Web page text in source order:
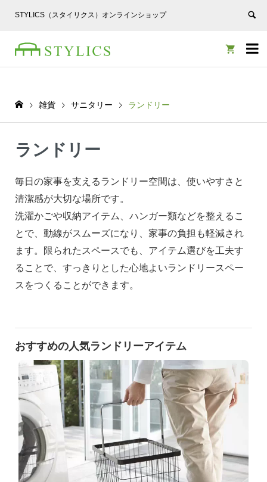
STYLICS（スタイリクス）オンラインショップ


雑貨 サニタリー ランドリー
ランドリー
毎日の家事を支えるランドリー空間は、使いやすさと
清潔感が大切な場所です。
洗濯かごや収納アイテム、ハンガー類などを整えるこ
とで、動線がスムーズになり、家事の負担も軽減され
ます。限られたスペースでも、アイテム選びを工夫す
ることで、すっきりとした心地よいランドリースペー
スをつくることができます。
おすすめの人気ランドリーアイテム